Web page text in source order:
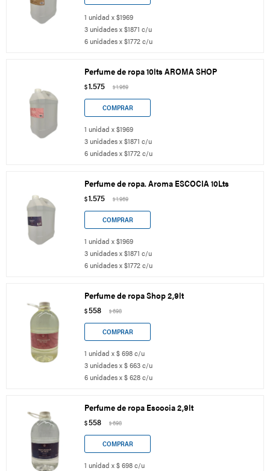
1 unidad x $1969
3 unidades x $1871 c/u
6 unidades x $1772 c/u
Perfume de ropa 10lts AROMA SHOP
$1.575 $1.969
1 unidad x $1969
3 unidades x $1871 c/u
6 unidades x $1772 c/u
Perfume de ropa. Aroma ESCOCIA 10Lts
$1.575 $1.969
1 unidad x $1969
3 unidades x $1871 c/u
6 unidades x $1772 c/u
Perfume de ropa Shop 2,9lt
$558 $698
1 unidad x $ 698 c/u
3 unidades x $ 663 c/u
6 unidades x $ 628 c/u
Perfume de ropa Escocia 2,9lt
$558 $698
1 unidad x $ 698 c/u